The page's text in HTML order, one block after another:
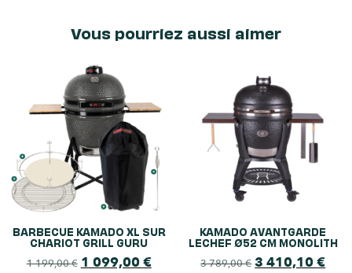
Vous pourriez aussi aimer
BARBECUE KAMADO XL SUR
CHARIOT GRILL GURU
1 199,00€ 1 099,00€
KAMADO AVANTGARDE
LECHEF Ø52 CM MONOLITH
3 789,00€ 3 410,10€